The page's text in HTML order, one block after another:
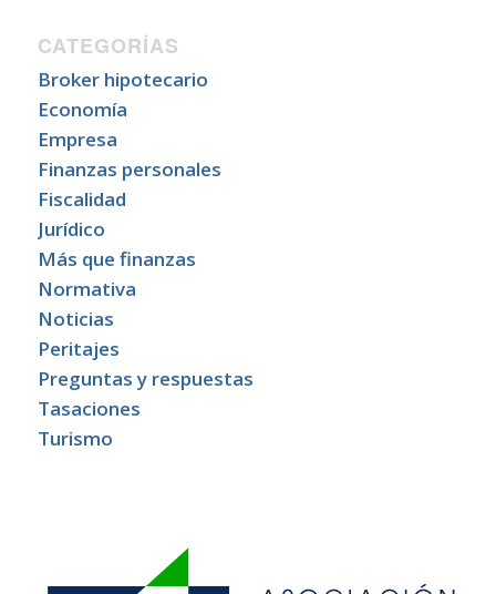
CATEGORÍAS
Broker hipotecario
Economía
Empresa
Finanzas personales
Fiscalidad
Jurídico
Más que finanzas
Normativa
Noticias
Peritajes
Preguntas y respuestas
Tasaciones
Turismo